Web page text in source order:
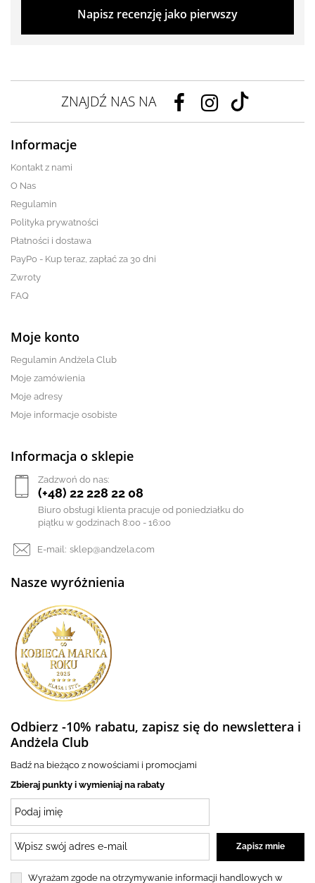
Napisz recenzję jako pierwszy
ZNAJDŹ NAS NA
Informacje
Kontakt z nami
O Nas
Regulamin
Polityka prywatności
Płatności i dostawa
PayPo - Kup teraz, zapłać za 30 dni
Zwroty
FAQ
Moje konto
Regulamin Andżela Club
Moje zamówienia
Moje adresy
Moje informacje osobiste
Informacja o sklepie
Zadzwoń do nas:
(+48) 22 228 22 08
Biuro obsługi klienta pracuje od poniedziałku do
piątku w godzinach 8:00 - 16:00
E-mail: sklep@andzela.com
Nasze wyróżnienia
Odbierz -10% rabatu, zapisz się do newslettera i
Andżela Club
Badź na bieżąco z nowościami i promocjami
Zbieraj punkty i wymieniaj na rabaty
Wyrażam zgode na otrzymywanie informacji handlowych w